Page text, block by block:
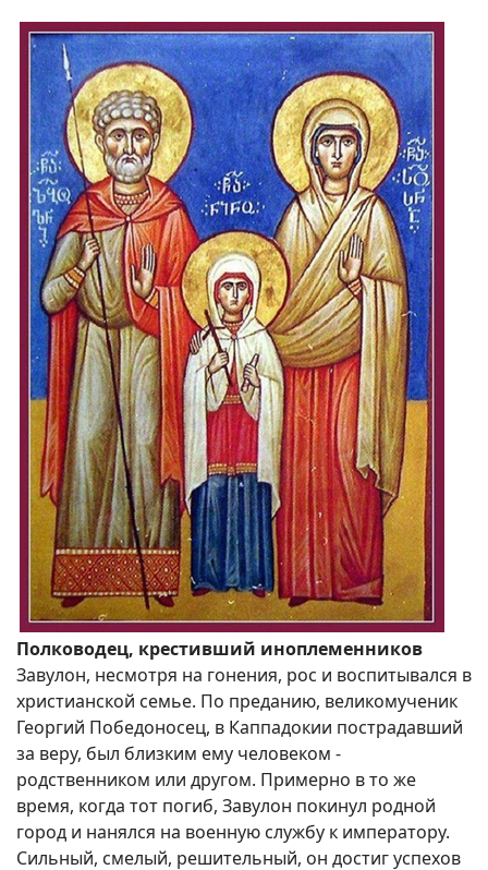
Полководец, крестивший иноплеменников
Завулон, несмотря на гонения, рос и воспитывался в
христианской семье. По преданию, великомученик
Георгий Победоносец, в Каппадокии пострадавший
за веру, был близким ему человеком -
родственником или другом. Примерно в то же
время, когда тот погиб, Завулон покинул родной
город и нанялся на военную службу к императору.
Сильный, смелый, решительный, он достиг успехов